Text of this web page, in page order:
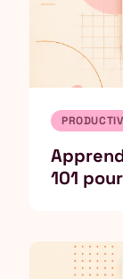
101